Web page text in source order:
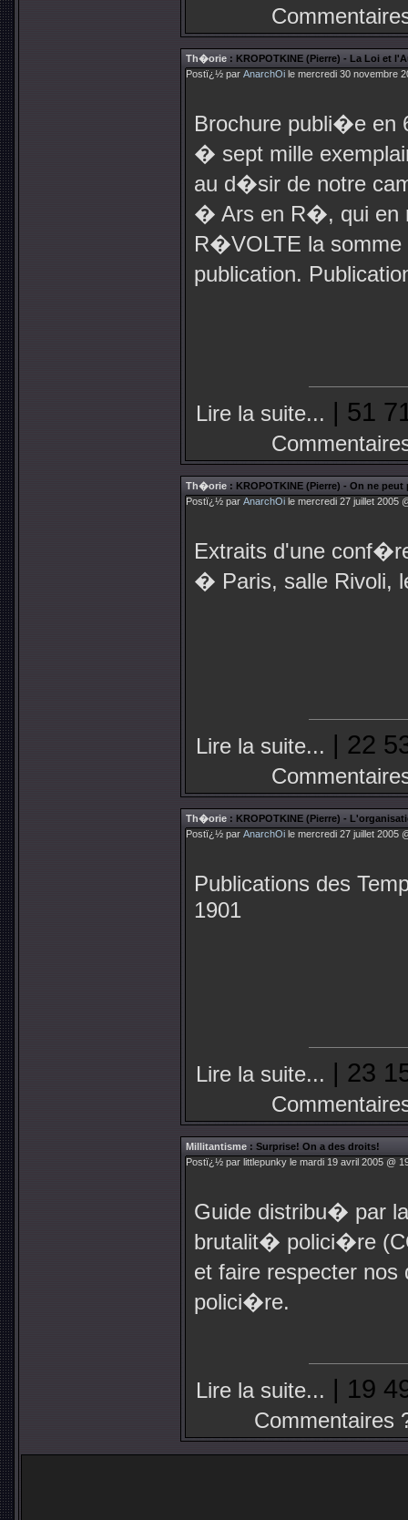
Th�orie : KROPOTKINE (Pierre) - La Loi et
Postï¿½ par AnarchOi le mercredi 30 novembre
Brochure publi�e en
� sept mille
au d�sir de notre
� Ars en R�, qui
R�VOLTE la
publication.
Lire la suite... | 51
Th�orie : KROPOTKINE (Pierre) - On ne
Postï¿½ par AnarchOi le mercredi 27 juillet 2005
Extraits d'une
� Paris, salle Rivoli,
Lire la suite... | 22
Th�orie : KROPOTKINE (Pierre) -
Postï¿½ par AnarchOi le mercredi 27 juillet 2005
Publications des
1901
Lire la suite... | 23
Millitantisme : Surprise! On a des droits!
Postï¿½ par littlepunky le mardi 19 avril 2005 @
Guide distribu� par
brutalit� polici�re
et faire respecter
polici�re.
Lire la suite... | 19
Commentaires